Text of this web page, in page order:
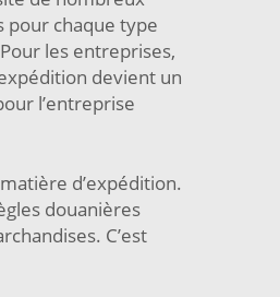
pour chaque type
les entreprises,
devient un
l’entreprise
d’expédition.
douanières
C’est